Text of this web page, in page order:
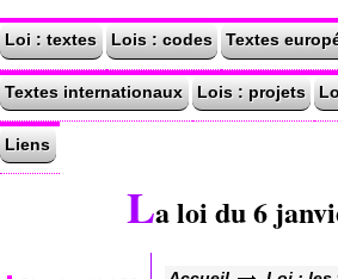
Loi : textes Lois : codes Textes
Textes internationaux Lois : projets
Liens
La loi du 6